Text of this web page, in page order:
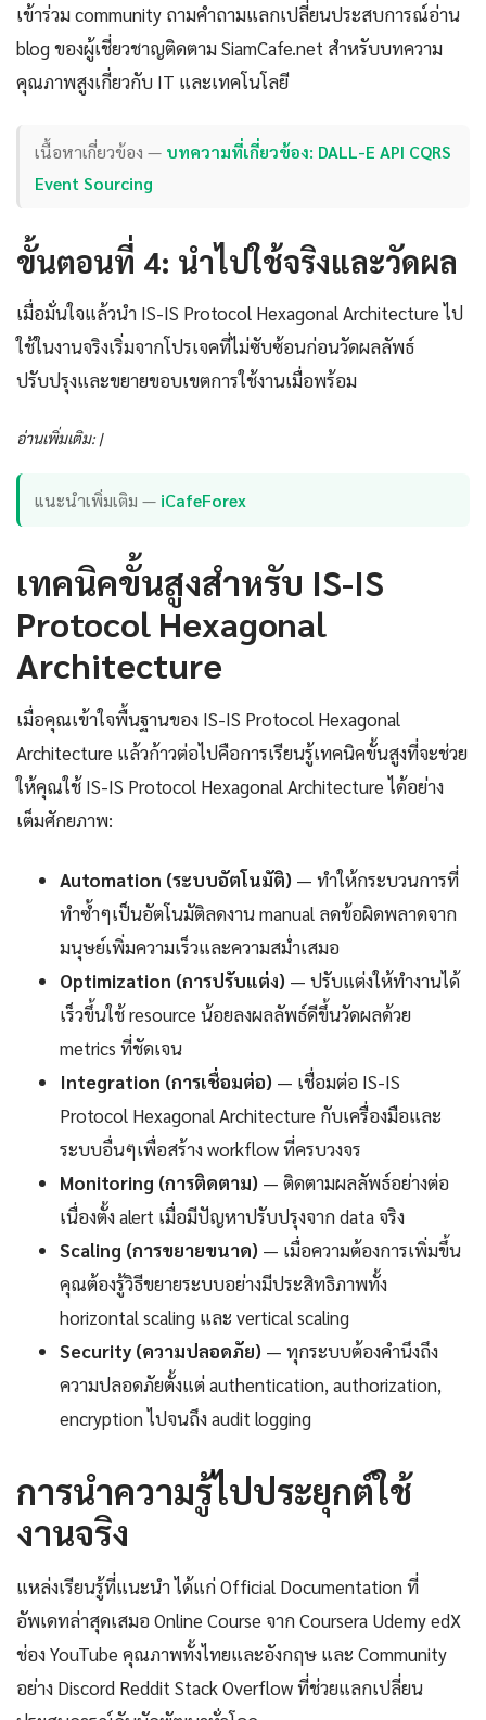
เข้าร่วม community ถามคำถามแลกเปลี่ยนประสบการณ์อ่าน
blog ของผู้เชี่ยวชาญติดตาม SiamCafe.net สำหรับบทความ
คุณภาพสูงเกี่ยวกับ IT และเทคโนโลยี
เนื้อหาเกี่ยวข้อง — บทความที่เกี่ยวข้อง: DALL-E API CQRS
Event Sourcing
ขั้นตอนที่ 4: นำไปใช้จริงและวัดผล
เมื่อมั่นใจแล้วนำ IS-IS Protocol Hexagonal Architecture ไป
ใช้ในงานจริงเริ่มจากโปรเจคที่ไม่ซับซ้อนก่อนวัดผลลัพธ์
ปรับปรุงและขยายขอบเขตการใช้งานเมื่อพร้อม
อ่านเพิ่มเติม: |
แนะนำเพิ่มเติม — iCafeForex
เทคนิคขั้นสูงสำหรับ IS-IS
Protocol Hexagonal
Architecture
เมื่อคุณเข้าใจพื้นฐานของ IS-IS Protocol Hexagonal
Architecture แล้วก้าวต่อไปคือการเรียนรู้เทคนิคขั้นสูงที่จะช่วย
ให้คุณใช้ IS-IS Protocol Hexagonal Architecture ได้อย่าง
เต็มศักยภาพ:
Automation (ระบบอัตโนมัติ) — ทำให้กระบวนการที่
ทำซ้ำๆเป็นอัตโนมัติลดงาน manual ลดข้อผิดพลาดจาก
มนุษย์เพิ่มความเร็วและความสม่ำเสมอ
Optimization (การปรับแต่ง) — ปรับแต่งให้ทำงานได้
เร็วขึ้นใช้ resource น้อยลงผลลัพธ์ดีขึ้นวัดผลด้วย
metrics ที่ชัดเจน
Integration (การเชื่อมต่อ) — เชื่อมต่อ IS-IS
Protocol Hexagonal Architecture กับเครื่องมือและ
ระบบอื่นๆเพื่อสร้าง workflow ที่ครบวงจร
Monitoring (การติดตาม) — ติดตามผลลัพธ์อย่างต่อ
เนื่องตั้ง alert เมื่อมีปัญหาปรับปรุงจาก data จริง
Scaling (การขยายขนาด) — เมื่อความต้องการเพิ่มขึ้น
คุณต้องรู้วิธีขยายระบบอย่างมีประสิทธิภาพทั้ง
horizontal scaling และ vertical scaling
Security (ความปลอดภัย) — ทุกระบบต้องคำนึงถึง
ความปลอดภัยตั้งแต่ authentication, authorization,
encryption ไปจนถึง audit logging
การนำความรู้ไปประยุกต์ใช้
งานจริง
แหล่งเรียนรู้ที่แนะนำ ได้แก่ Official Documentation ที่
อัพเดทล่าสุดเสมอ Online Course จาก Coursera Udemy edX
ช่อง YouTube คุณภาพทั้งไทยและอังกฤษ และ Community
อย่าง Discord Reddit Stack Overflow ที่ช่วยแลกเปลี่ยน